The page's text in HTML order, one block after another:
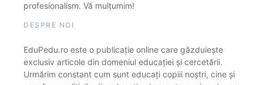
profesionalism. Vă mulțumim!
DESPRE NOI
EduPedu.ro este o publicație online care găzduiește
exclusiv articole din domeniul educației și cercetării.
Urmărim constant cum sunt educați copiii noștri, cine și